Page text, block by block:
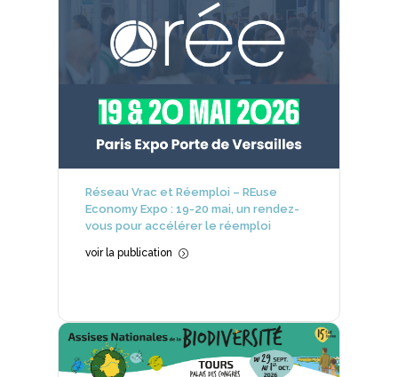
Réseau Vrac et Réemploi – REuse
Economy Expo : 19-20 mai, un rendez-
vous pour accélérer le réemploi
voir la publication =